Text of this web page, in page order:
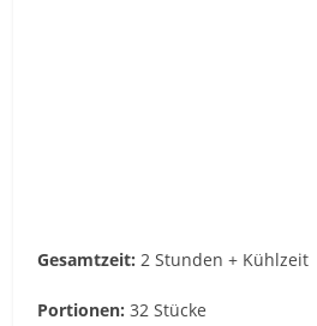
Gesamtzeit: 2 Stunden + Kühlzeit
Portionen: 32 Stücke